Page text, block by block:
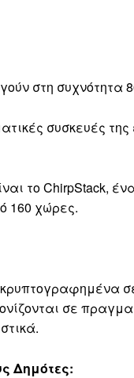
στη συχνότητα
συσκευές
το ChirpStack,
160 χώρες.
σε
Δημότες: